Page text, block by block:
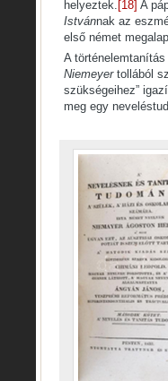
helyeztek. [18] A
Istvánnak az
első német
A
Niemeyertollából
szükségeihez”
meg egy